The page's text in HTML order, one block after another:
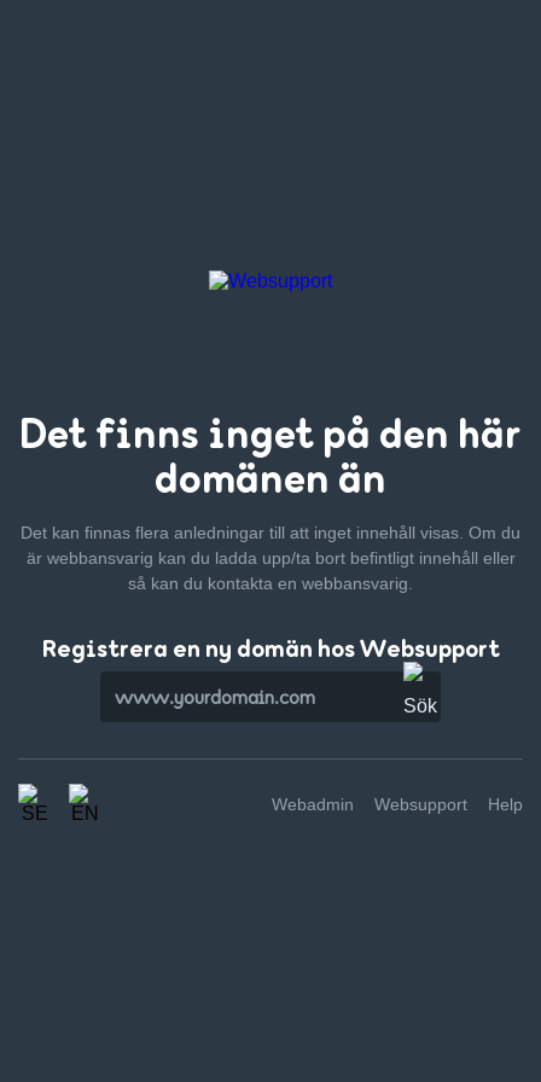
Det finns inget på den här
domänen än
Det kan finnas flera anledningar till att inget innehåll visas. Om du
är webbansvarig kan du ladda upp/ta bort befintligt innehåll eller
så kan du kontakta en webbansvarig.
Registrera en ny domän hos Websupport
Webadmin Websupport Help